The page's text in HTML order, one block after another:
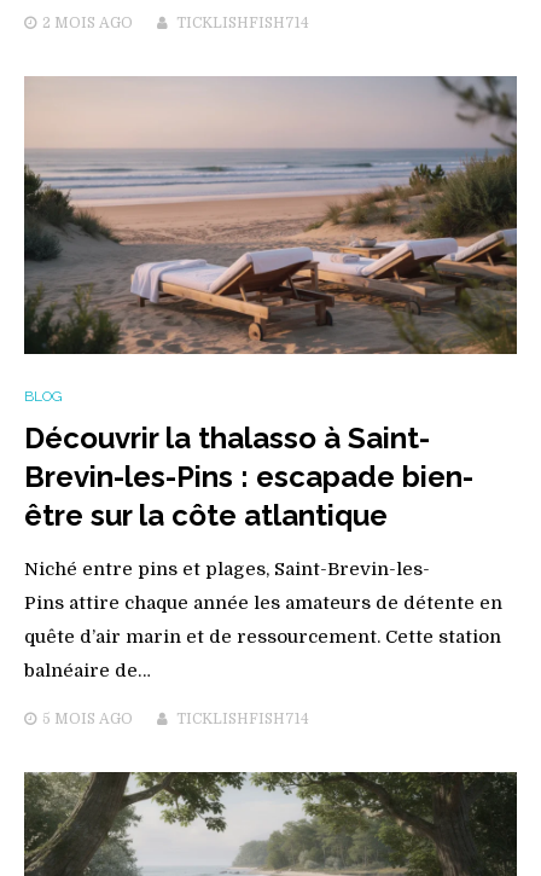
2 MOIS AGO TICKLISHFISH714
BLOG
Découvrir la thalasso à Saint-
Brevin-les-Pins : escapade bien-
être sur la côte atlantique
Niché entre pins et plages, Saint-Brevin-les-
Pins attire chaque année les amateurs de détente en
quête d’air marin et de ressourcement. Cette station
balnéaire de…
5 MOIS AGO TICKLISHFISH714